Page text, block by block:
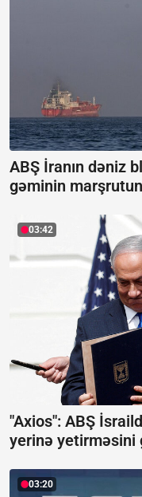
ABŞ İranın dəniz
gəminin
03:42
"Axios": ABŞ
yerinə yetirməsini
03:20